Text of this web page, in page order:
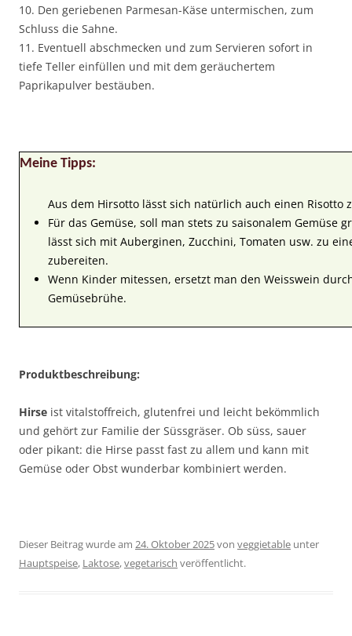
10. Den geriebenen Parmesan-Käse untermischen, zum
Schluss die Sahne.
11. Eventuell abschmecken und zum Servieren sofort in
tiefe Teller einfüllen und mit dem geräuchertem
Paprikapulver bestäuben.
Meine Tipps:
Aus dem Hirsotto lässt sich natürlich auch einen Risotto
Für das Gemüse, soll man stets zu saisonalem Gemüse
lässt sich mit Auberginen, Zucchini, Tomaten usw. zu
zubereiten.
Wenn Kinder mitessen, ersetzt man den Weisswein
Gemüsebrühe.
Produktbeschreibung:
Hirse ist vitalstoffreich, glutenfrei und leicht bekömmlich
und gehört zur Familie der Süssgräser. Ob süss, sauer
oder pikant: die Hirse passt fast zu allem und kann mit
Gemüse oder Obst wunderbar kombiniert werden.
Dieser Beitrag wurde am 24. Oktober 2025von veggietable unter
Hauptspeise, Laktose,vegetarisch veröffentlicht.